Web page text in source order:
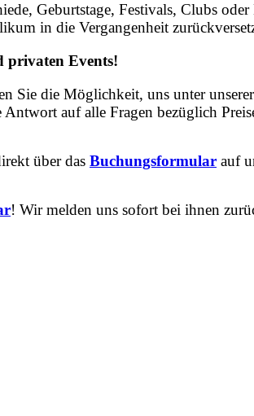
Geburtstage, Festivals, Clubs oder
in die Vergangenheit
privaten Events!
Sie die Möglichkeit, uns unterunserer
Antwort aufalle Fragen bezüglich
über das Buchungsformular auf
! Wir melden uns sofort bei ihnen